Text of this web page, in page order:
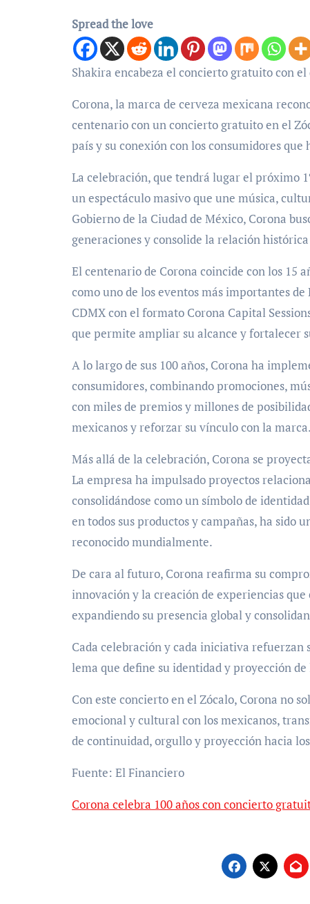
Spread the love
Shakira encabeza el concierto gratuito con
Corona, la marca de cerveza mexicana
centenario con un concierto gratuito en el
país y su conexión con los consumidores
La celebración, que tendrá lugar el próximo
un espectáculo masivo que une música,
Gobierno de la Ciudad de México, Corona
generaciones y consolide la relación
El centenario de Corona coincide con los 15
como uno de los eventos más importantes
CDMX con el formato Corona Capital
que permite ampliar su alcance y fortalecer
A lo largo de sus 100 años, Corona ha
consumidores, combinando promociones,
con miles de premios y millones de
mexicanos y reforzar su vínculo con la marca.
Más allá de la celebración, Corona se
La empresa ha impulsado proyectos
consolidándose como un símbolo de
en todos sus productos y campañas, ha sido
reconocido mundialmente.
De cara al futuro, Corona reafirma su
innovación y la creación de experiencias
expandiendo su presencia global y
Cada celebración y cada iniciativa refuerzan
lema que define su identidad y proyección de
Con este concierto en el Zócalo, Corona no
emocional y cultural con los mexicanos,
de continuidad, orgullo y proyección hacia
Fuente: El Financiero
Corona celebra 100 años con concierto